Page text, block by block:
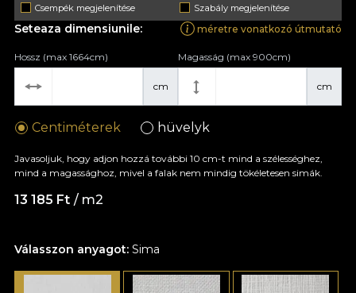
Csempék megjelenítése
Szabály megjelenítése
Válasszon anyagot: Sima
Seteaza dimensiunile: méretre vonatkozó útmutató
cm
Hossz (max 1664cm)
cm
Magasság (max 900cm)
Centiméterek hüvelyk
Javasoljuk, hogy adjon hozzá további 10 cm-t mind a szélességhez,
mind a magassághoz, mivel a falak nem mindig tökéletesen simák.
13 185 Ft / m2